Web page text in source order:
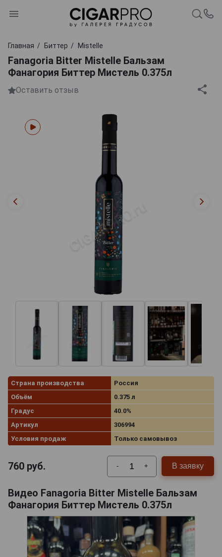
Главная Биттер Mistelle
Fanagoria Bitter Mistelle Бальзам
Фанагория Биттер Мистель 0.375л
Оставить отзыв
Страна производства
Россия
Объём
0.375 л
Градус
40.0%
Артикул
306994
Условия продаж
Только самовывоз
760 руб. - + В заявку
Видео Fanagoria Bitter Mistelle Бальзам
Фанагория Биттер Мистель 0.375л